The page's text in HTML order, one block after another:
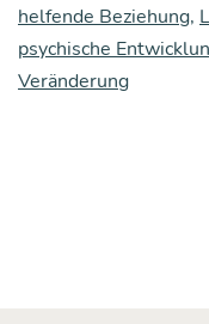
helfende Beziehung,
psychische
Veränderung